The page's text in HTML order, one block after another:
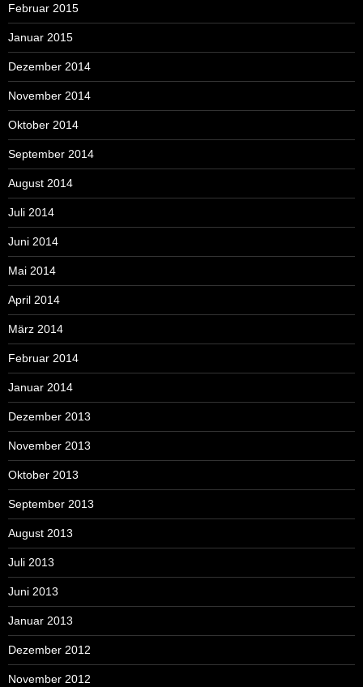
Februar 2015
Januar 2015
Dezember 2014
November 2014
Oktober 2014
September 2014
August 2014
Juli 2014
Juni 2014
Mai 2014
April 2014
März 2014
Februar 2014
Januar 2014
Dezember 2013
November 2013
Oktober 2013
September 2013
August 2013
Juli 2013
Juni 2013
Januar 2013
Dezember 2012
November 2012